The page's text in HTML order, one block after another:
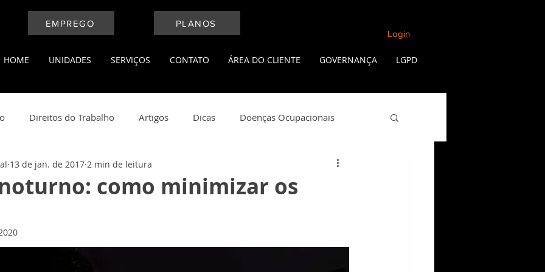
EMPREGO
PLANOS
Login
HOME UNIDADES SERVIÇOS CONTATO ÁREA DO CLIENTE GOVERNANÇA LGPD
Direitos do Trabalho Artigos Dicas Doenças Ocupacionais
Medicina do Trabalho Leis Trabalhistas Qualidade de Vida
como minimizar os
13 de jan. de 2017 2 min de leitura